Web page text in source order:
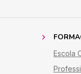
Escola